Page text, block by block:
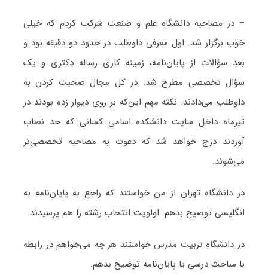
– در مصاحبه دانشگاه علم و صنعت شرکت کردم که خیلی
خوب برگزار شد. اول معرفی داوطلب در حدود دو دقیقه بود و
بعد سؤالات از پایان‌نامه، زمینه کاری رساله دکتری و یک
سؤال تخصصی مطرح ‌شد. در کل مجال صحبت کردن به
داوطلب می‌دادند. نکته مهم این‌که بر روی دیوار زده بودند در
تیرماه داخل سایت دانشکده اسامی کسانی که حد نصاب
آوردند درج خواهد شد که دعوت به مصاحبه تخصصی‌تر
می‌شوند.
در دانشگاه تهران از من خواستند که راجع به پایان‌نامه به
انگلیسی توضیح بدهم. اولویت انتخاب رشته را هم پرسیدند.
در دانشگاه تربیت مدرس خواستند هر چه می‌خواهم در رابطه
با مباحث درسی یا پایان‌نامه توضیح بدهم.